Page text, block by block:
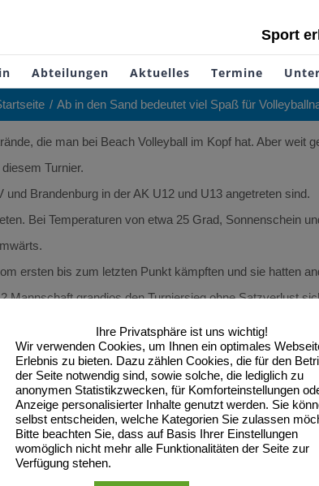
Sport
Abteilungen Aktuelles Termine
Ab in den Sand bedeutet viel Spaß für
die man bei Beach Volleyball im Kopf hat. Aber weit
Turnier.
Brandenburg in der AK U12 und U13 angetreten sind.
Bei Temperaturen von etwa 25 Grad, Sonnenschein
ersten bis zum letzten Punkt kämpften und sie hatten
grandios den Turniersieg ohne Satzverlust
Mannschaft durchsetzen!
und im Spiel um Platz Fünf durch, und beeindruckten
und natürlich die Urkunde überreicht bekommen
Sven. Ja, einen Abschiedsdank von der U12, denn ab
ging es dann Heimwärts.
Ihre Privatsphäre ist uns wichtig!
Wir verwenden Cookies, um Ihnen ein optimales
Erlebnis zu bieten. Dazu zählen Cookies, die für den
der Seite notwendig sind, sowie solche, die lediglich zu
anonymen Statistikzwecken, für Komforteinstellungen
Anzeige personalisierter Inhalte genutzt werden. Sie
selbst entscheiden, welche Kategorien Sie zulassen
Bitte beachten Sie, dass auf Basis Ihrer Einstellungen
womöglich nicht mehr alle Funktionalitäten der Seite zur
Verfügung stehen.